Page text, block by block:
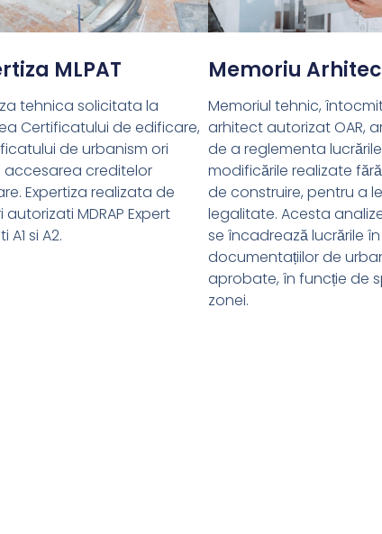
MLPAT
tehnica solicitata la
Certificatului de edificare,
de urbanism ori
accesarea creditelor
Expertiza realizata de
autorizati MDRAP Expert
si A2.
Memoriu
Memoriul tehnic,
arhitect autorizat OAR,
de a reglementa
modificările realizate
de construire, pentru a
legalitate. Acesta
se încadrează lucrările
documentațiilor de
aprobate, în funcție de
zonei.